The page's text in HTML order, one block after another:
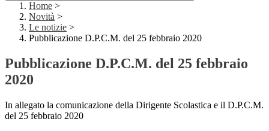
Home >
Novità >
Le notizie >
Pubblicazione D.P.C.M. del 25 febbraio 2020
Pubblicazione D.P.C.M. del 25 febbraio
2020
In allegato la comunicazione della Dirigente Scolastica e il D.P.C.M.
del 25 febbraio 2020